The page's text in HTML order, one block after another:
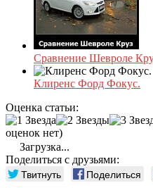
Сравнение Шевроле
Клиренс Форд Фокус.
Оценка статьи:
оценок нет)
Загрузка...
Поделиться с друзьями:
Твитнуть Поделиться